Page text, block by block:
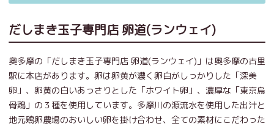
だしまき玉子専門店 卵道(ランウェイ)
奥多摩の「だしまき玉子専門店 卵道(ランウェイ)」は奥多摩の古里
駅に本店があります。卵は卵黄が濃く卵白がしっかりした「深美
卵」、卵黄の白いあっさりとした「ホワイト卵」、濃厚な「東京烏
骨鶏」の３種を使用しています。多摩川の源流水を使用した出汁と
地元鶏卵農場のおいしい卵を掛け合わせ、全ての素材にこだわった